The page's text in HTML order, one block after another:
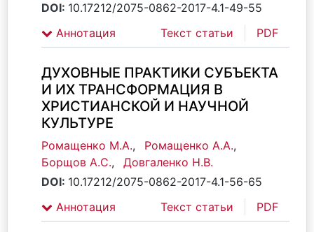
DOI: 10.17212/2075-0862-2017-4.1-49-55
Аннотация
Текст статьи PDF
ДУХОВНЫЕ ПРАКТИКИ СУБЪЕКТА
И ИХ ТРАНСФОРМАЦИЯ В
ХРИСТИАНСКОЙ И НАУЧНОЙ
КУЛЬТУРЕ
Ромащенко М.А., Ромащенко А.А.,
Борщов А.С.,
Довгаленко Н.В.
DOI: 10.17212/2075-0862-2017-4.1-56-65
Аннотация
Текст статьи PDF